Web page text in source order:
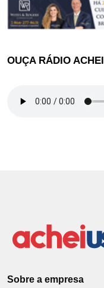
OUÇA RÁDIO
Sobre a empresa